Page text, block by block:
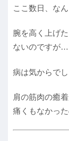
ここ数日、な
腕を高く上げ
ないのですが…
病は気からでし
肩の筋肉の癒
痛くもなかった